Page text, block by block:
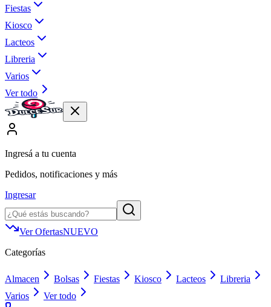
Fiestas
Kiosco
Lacteos
Libreria
Varios
Ver todo
Ingresá a tu cuenta
Pedidos, notificaciones y más
Ingresar
Ver OfertasNUEVO
Categorías
Almacen Bolsas Fiestas Kiosco Lacteos
Libreria
Varios
Ver todo